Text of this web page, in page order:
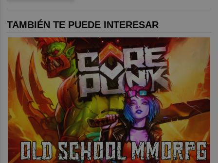
TAMBIÉN TE PUEDE INTERESAR